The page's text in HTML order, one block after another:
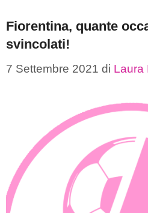
Fiorentina, quante
svincolati!
7 Settembre 2021 di Laura